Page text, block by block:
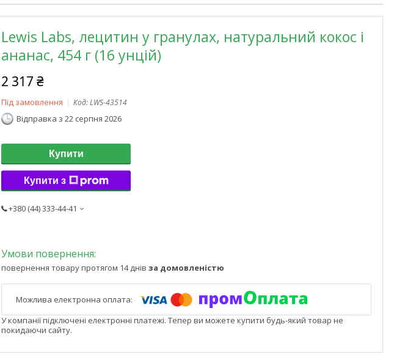
Lewis Labs, лецитин у гранулах, натуральний кокос і
ананас, 454 г (16 унцій)
2 317 ₴
Під замовлення Код:LWS-43514
Відправка з 22 серпня 2026
Купити
Купити з
+380 (44) 333-44-41
повернення товару протягом 14 днів за домовленістю
У компанії підключені електронні платежі. Тепер ви можете купити будь-який товар не
покидаючи сайту.